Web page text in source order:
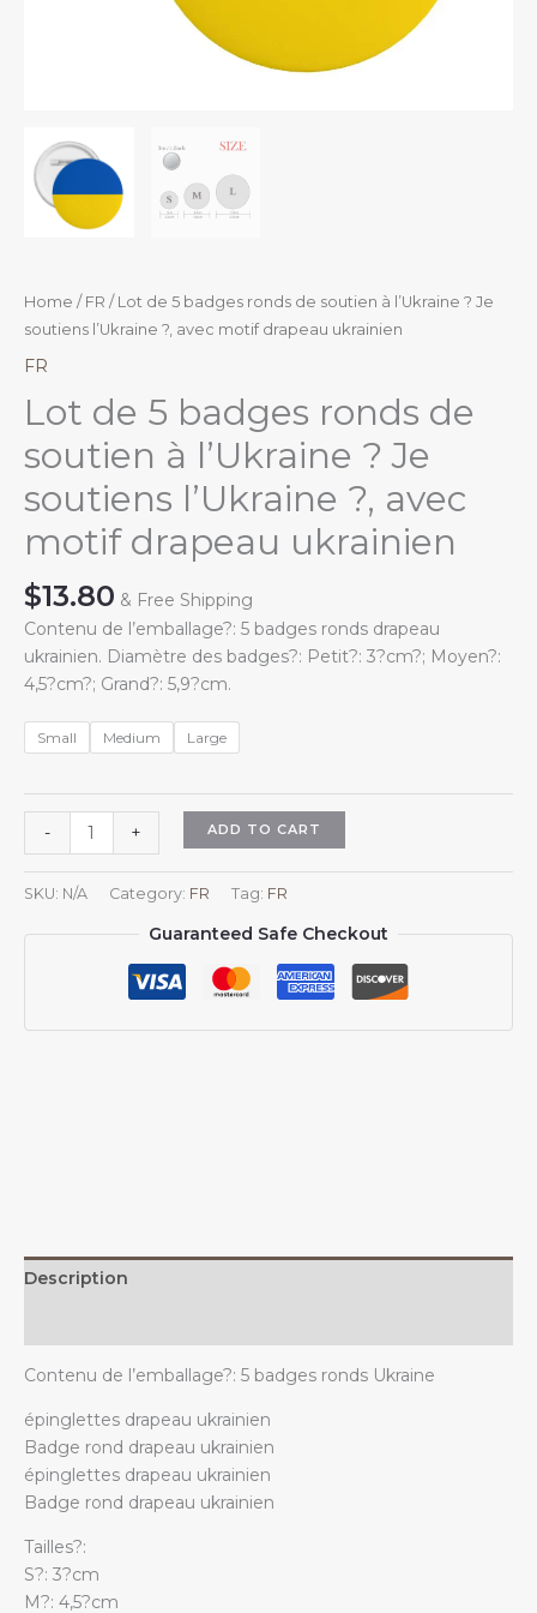
Home / FR / Lot de 5 badges ronds de soutien à l’Ukraine ? Je
soutiens l’Ukraine ?, avec motif drapeau ukrainien
FR
Lot de 5 badges ronds de
soutien à l’Ukraine ? Je
soutiens l’Ukraine ?, avec
motif drapeau ukrainien
$13.80 & Free Shipping
Contenu de l’emballage?: 5 badges ronds drapeau
ukrainien. Diamètre des badges?: Petit?: 3?cm?; Moyen?:
4,5?cm?; Grand?: 5,9?cm.
Small Medium Large
-
de
5
badges
ronds
drapeau
ukrainien
+ ADD TO CART
SKU: N/A Category: FR Tag: FR
Guaranteed Safe Checkout
Description
Contenu de l’emballage?: 5 badges ronds Ukraine
épinglettes drapeau ukrainien
Badge rond drapeau ukrainien
épinglettes drapeau ukrainien
Badge rond drapeau ukrainien
Tailles?:
S?: 3?cm
M?: 4,5?cm